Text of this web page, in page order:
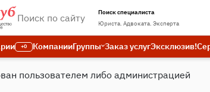
Поиск специалиста
Юриста. Адвоката. Эксперта
+0 КомпанииГруппы Заказ услугЭксклюзив!
пользователем либо администрацией